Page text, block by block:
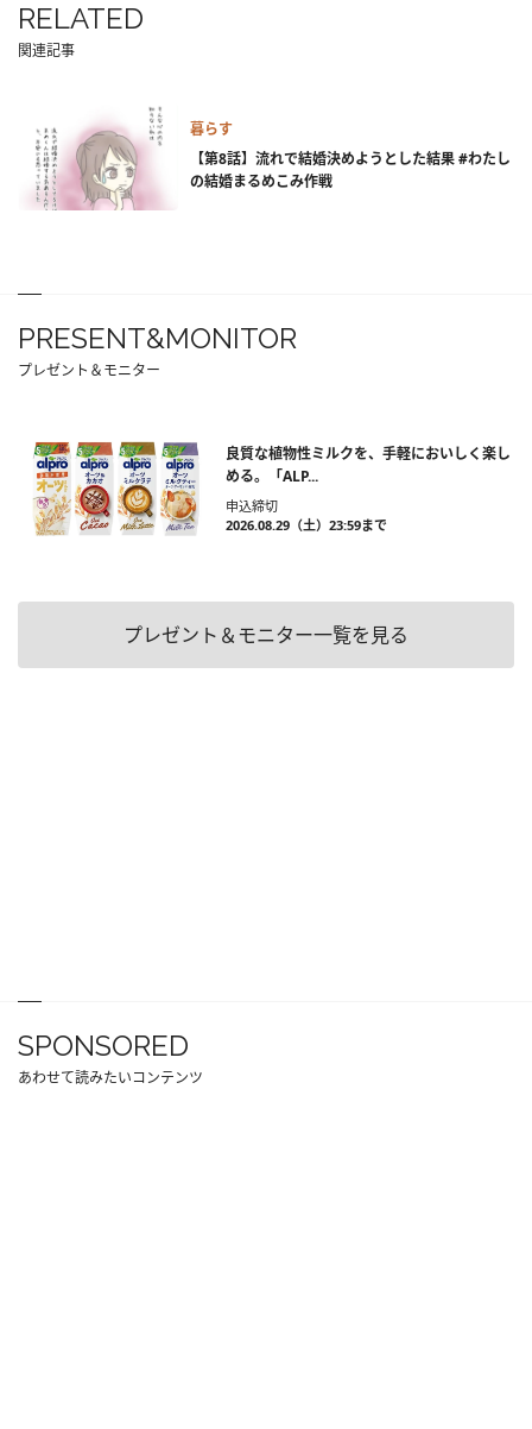
RELATED
関連記事
暮らす
【第8話】流れで結婚決めようとした結果 #わたし
の結婚まるめこみ作戦
PRESENT&MONITOR
プレゼント＆モニター
良質な植物性ミルクを、手軽においしく楽し
める。「ALP...
申込締切
2026.08.29（土）23:59まで
プレゼント＆モニター一覧を見る
SPONSORED
あわせて読みたいコンテンツ